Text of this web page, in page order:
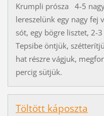
Krumpli prósza 4-5
lereszelünk egy nagy fej
sót, egy bögre lisztet, 2-
Tepsibe öntjük,
hat részre vágjuk,
percig sütjük.
Töltött káposzta